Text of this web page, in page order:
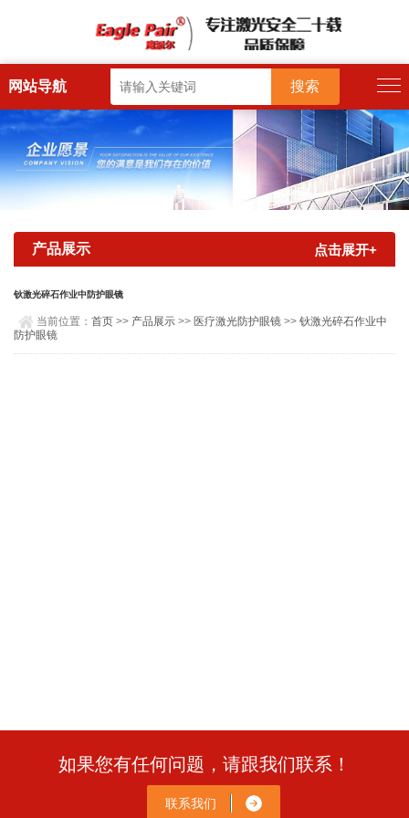
网站导航
产品展示 点击展开+
钬激光碎石作业中防护眼镜
当前位置：首页 >> 产品展示 >>医疗激光防护眼镜 >>钬激光碎石作业中
防护眼镜
如果您有任何问题，请跟我们联系！
联系我们